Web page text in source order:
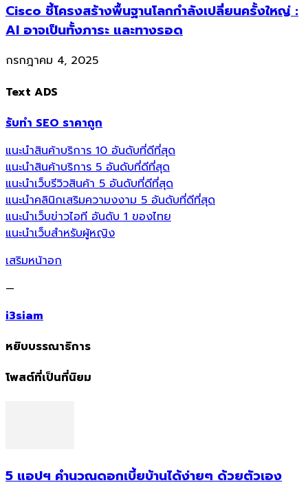
Cisco ชี้โครงสร้างพื้นฐานโลกกำลังเปลี่ยนครั้งใหญ่ :
AI อาจเป็นทั้งภาระ และทางรอด
กรกฎาคม 4, 2025
Text ADS
รับทำ SEO ราคาถูก
แนะนำสินค้าบริการ 10 อันดับที่ดีที่สุด
แนะนำสินค้าบริการ 5 อันดับที่ดีที่สุด
แนะนำเว็บรีวิวสินค้า 5 อันดับที่ดีที่สุด
แนะนำคลินิกเสริมความงงาม 5 อันดับที่ดีที่สุด
แนะนำเว็บข่าวไอที อันดับ 1 ของไทย
แนะนำเว็บสำหรับผู้หญิง
เสริมหน้าอก
—
i3siam
หยิบบรรณาธิการ
โพสต์ที่เป็นที่นิยม
5 แอปฯ คำนวณดอกเบี้ยบ้านได้ง่ายๆ ด้วยตัวเอง